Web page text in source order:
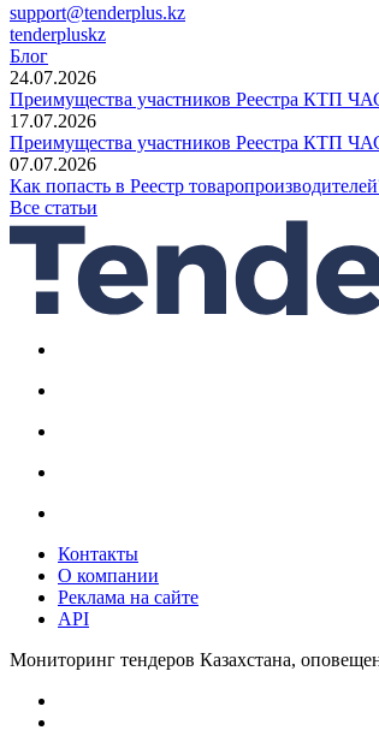
support@tenderplus.kz
tenderpluskz
Блог
24.07.2026
Преимущества участников Реестра КТП
17.07.2026
Преимущества участников Реестра КТП
07.07.2026
Как попасть в Реестр
Все статьи
Контакты
О компании
Реклама на сайте
API
Мониторинг тендеров Казахстана,